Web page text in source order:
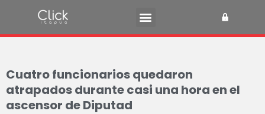
Cuatro funcionarios quedaron
atrapados durante casi una hora en el
ascensor de Diputad